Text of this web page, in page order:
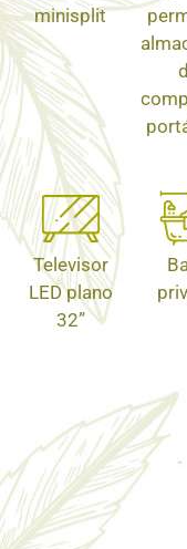
minisplit
Televisor
LED plano
32”